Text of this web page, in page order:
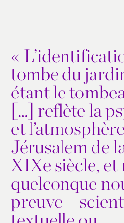
«
tombe du
étant le
[…] reflète la
et
Jérusalem de
XIXe siècle, et
quelconque
preuve –